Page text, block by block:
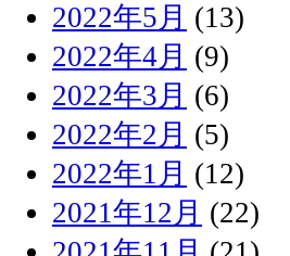
2022年5月 (13)
2022年4月 (9)
2022年3月 (6)
2022年2月 (5)
2022年1月 (12)
2021年12月 (22)